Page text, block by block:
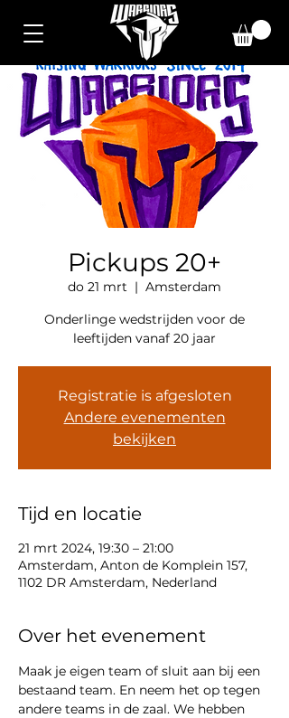
Pickups 20+
do 21 mrt
  |
Amsterdam
Onderlinge wedstrijden voor de
leeftijden vanaf 20 jaar
Registratie is afgesloten
Andere evenementen
bekijken
Tijd en locatie
21 mrt 2024, 19:30 – 21:00
Amsterdam, Anton de Komplein 157,
1102 DR Amsterdam, Nederland
Over het evenement
Maak je eigen team of sluit aan bij een
bestaand team. En neem het op tegen
andere teams in de zaal. We hebben